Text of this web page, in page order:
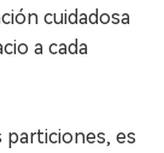
cuidadosa
a cada
particiones, es